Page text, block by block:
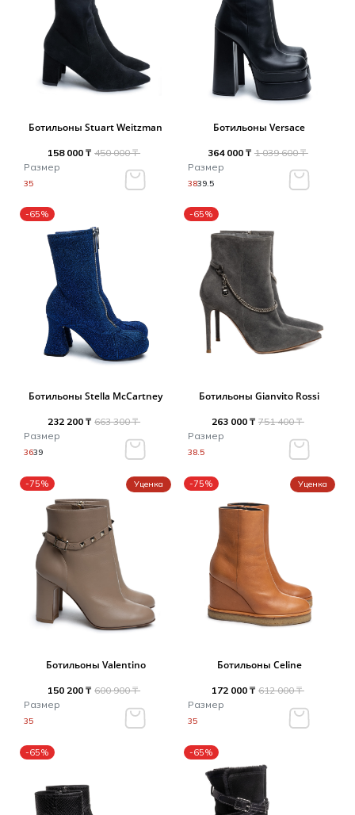
Ботильоны Stuart Weitzman
158 000 ₸ 450 000 ₸
Размер
35
Ботильоны Versace
364 000 ₸ 1 039 600 ₸
Размер
3839.5
-65%
Ботильоны Stella McCartney
232 200 ₸ 663 300 ₸
Размер
3639
-65%
Ботильоны Gianvito Rossi
263 000 ₸ 751 400 ₸
Размер
38.5
-75% Уценка
Ботильоны Valentino
150 200 ₸ 600 900 ₸
Размер
35
-75% Уценка
Ботильоны Celine
172 000 ₸ 612 000 ₸
Размер
35
-65% -65%